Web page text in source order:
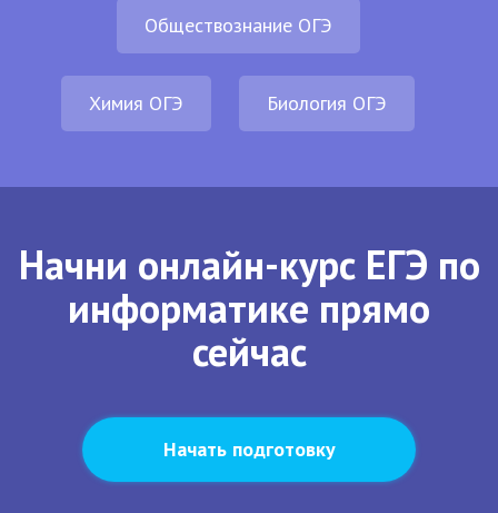
Обществознание ОГЭ
Химия ОГЭ Биология ОГЭ
Начни онлайн-курс ЕГЭ по
информатике прямо
сейчас
Начать подготовку